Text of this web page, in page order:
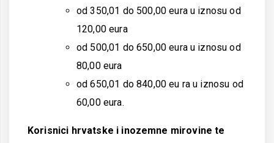
od 350,01 do 500,00 eura u iznosu od
120,00 eura
od 500,01 do 650,00 eura u iznosu od
80,00 eura
od 650,01 do 840,00 eu ra u iznosu od
60,00 eura.
Korisnici hrvatske i inozemne mirovine te